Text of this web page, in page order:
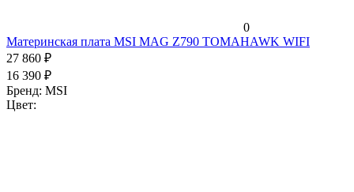
0
Материнская плата MSI MAG Z790 TOMAHAWK WIFI
27 860 ₽
16 390 ₽
Бренд: MSI
Цвет: